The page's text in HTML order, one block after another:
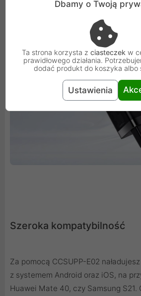
ładowanie. Ponadto inteligentny
Szeroka kompatybilność
Za pomocą CCSUPP-E02
z systemem Android oraz iOS, na
Huawei Mate 40, czy Samsung S21.
Dbamy o Twoją
Ta strona korzysta z ciasteczek w
prawidłowego działania.
dodać produkt do koszyka albo
Ustawienia